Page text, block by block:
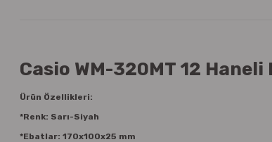
Casio WM-320MT 12
Ürün Özellikleri:
*Renk: Sarı-Siyah
*Ebatlar: 170x100x25 mm